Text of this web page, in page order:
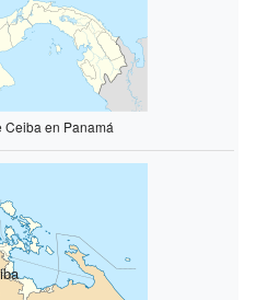
Ceiba en Panamá